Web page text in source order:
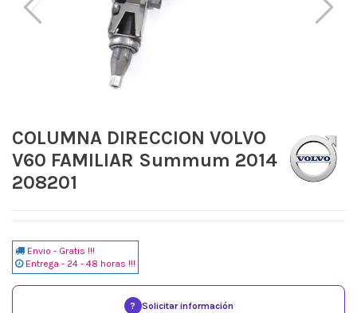
COLUMNA DIRECCION VOLVO
V60 FAMILIAR Summum 2014
208201
Envio - Gratis !!!
Entrega - 24 - 48 horas !!!
? Solicitar información